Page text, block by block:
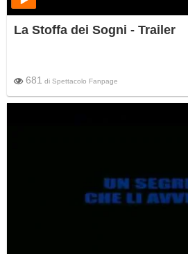
La Stoffa dei Sogni - Trailer
681 di Spettacolo Fanpage